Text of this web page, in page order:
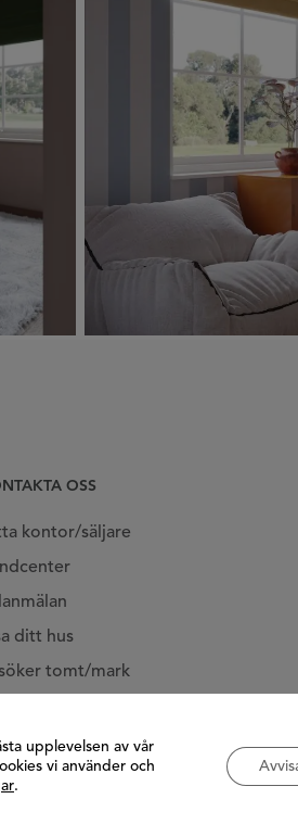
OSS
kontor/säljare
ditt hus
tomt/mark
upplevelsen av vår
vi använder och
.